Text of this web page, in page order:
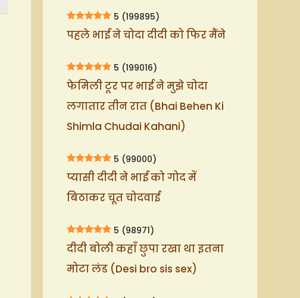
5 (199895)
पहले भाई ने चोदा दीदी को फिर मैंने
5 (199016)
फेमिली टूर पर भाई ने मुझे चोदा
लगातार तीन रात (Bhai Behen Ki
Shimla Chudai Kahani)
5 (99000)
प्यासी दीदी ने भाई को गोद में
बिठाकर चूत चोदवाई
5 (98971)
दीदी बोली कहाँ छुपा रखा था इतना
मोटा लंड (Desi bro sis sex)